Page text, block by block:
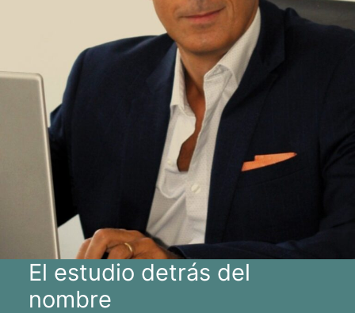
El estudio detrás del
nombre